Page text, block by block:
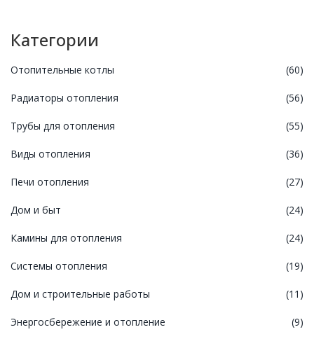
Категории
Отопительные котлы (60)
Радиаторы отопления (56)
Трубы для отопления (55)
Виды отопления (36)
Печи отопления (27)
Дом и быт (24)
Камины для отопления (24)
Системы отопления (19)
Дом и строительные работы (11)
Энергосбережение и отопление (9)